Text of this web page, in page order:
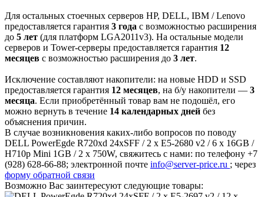
Для остальных стоечных серверов HP, DELL, IBM / Lenovo
предоставляется гарантия 3 года с возможностью расширения
до 5 лет (для платформ LGA2011v3). На остальные модели
серверов и Tower-серверы предоставляется гарантия 12
месяцев с возможностью расширения до 3 лет.
Исключение составляют накопители: на новые HDD и SSD
предоставляется гарантия 12 месяцев, на б/у накопители — 3
месяца. Если приобретённый товар вам не подошёл, его
можно вернуть в течение 14 календарных дней без
объяснения причин.
В случае возникновения каких-либо вопросов по поводу
DELL PowerEgde R720xd 24xSFF / 2 x E5-2680 v2 / 6 x 16GB /
H710p Mini 1GB / 2 x 750W, свяжитесь с нами: по телефону +7
(928) 628-66-88; электронной почте info@server-price.ru ; через
форму обратной связи
Возможно Вас заинтересуют следующие товары: